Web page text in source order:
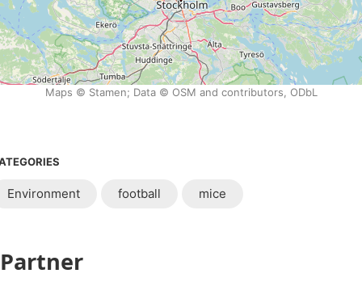
Maps © Stamen; Data © OSM and contributors, ODbL
Environment football mice
Partner